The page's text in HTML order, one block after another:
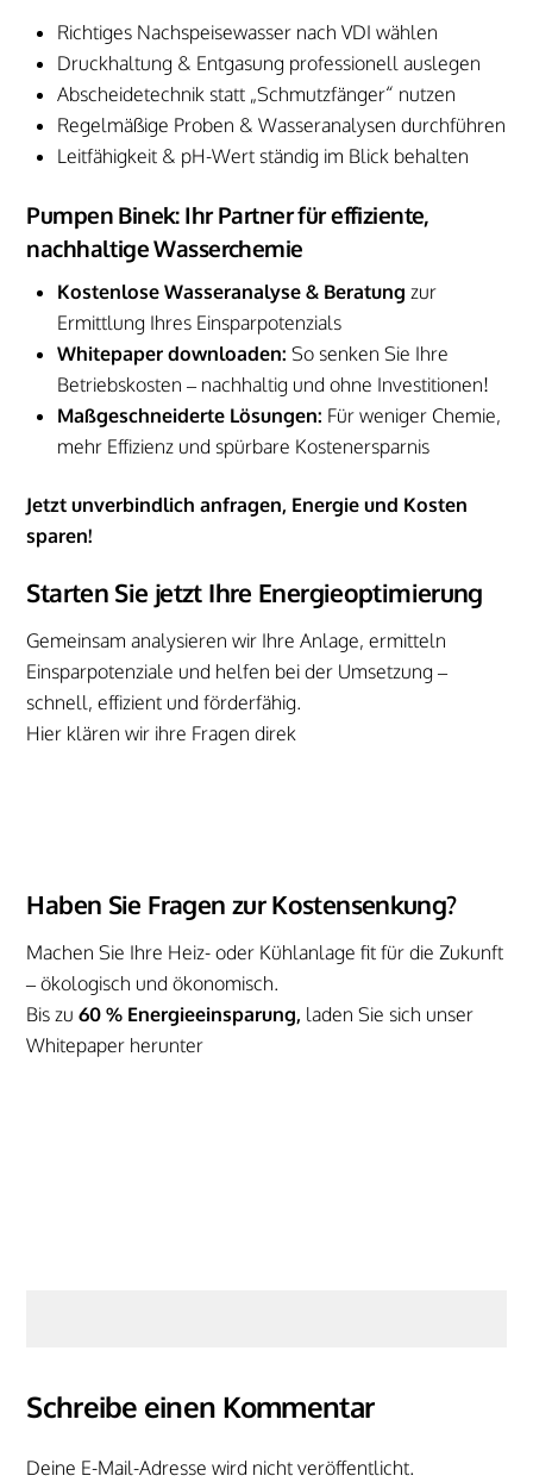
Richtiges Nachspeisewasser nach VDI wählen
Druckhaltung & Entgasung professionell auslegen
Abscheidetechnik statt „Schmutzfänger“ nutzen
Regelmäßige Proben & Wasseranalysen durchführen
Leitfähigkeit & pH-Wert ständig im Blick behalten
Pumpen Binek: Ihr Partner für effiziente,
nachhaltige Wasserchemie
Kostenlose Wasseranalyse & Beratung zur
Ermittlung Ihres Einsparpotenzials
Whitepaper downloaden: So senken Sie Ihre
Betriebskosten – nachhaltig und ohne Investitionen!
Maßgeschneiderte Lösungen: Für weniger Chemie,
mehr Effizienz und spürbare Kostenersparnis
Jetzt unverbindlich anfragen, Energie und Kosten
sparen!
Starten Sie jetzt Ihre Energieoptimierung
Gemeinsam analysieren wir Ihre Anlage, ermitteln
Einsparpotenziale und helfen bei der Umsetzung –
schnell, effizient und förderfähig.
Hier klären wir ihre Fragen direk
Haben Sie Fragen zur Kostensenkung?
Machen Sie Ihre Heiz- oder Kühlanlage fit für die Zukunft
– ökologisch und ökonomisch.
Bis zu60 % Energieeinsparung, laden Sie sich unser
Whitepaper herunter
Schreibe einen Kommentar
Deine E-Mail-Adresse wird nicht veröffentlicht.